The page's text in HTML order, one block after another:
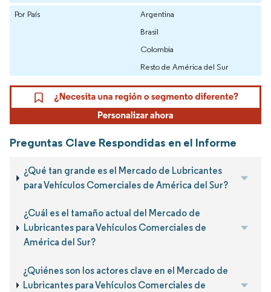
Por País
Argentina
Brasil
Colombia
Resto de América del Sur
Preguntas Clave Respondidas en el Informe
¿Qué tan grande es el Mercado de Lubricantes
para Vehículos Comerciales de América del Sur?
¿Cuál es el tamaño actual del Mercado de
Lubricantes para Vehículos Comerciales de
América del Sur?
¿Quiénes son los actores clave en el Mercado de
Lubricantes para Vehículos Comerciales de